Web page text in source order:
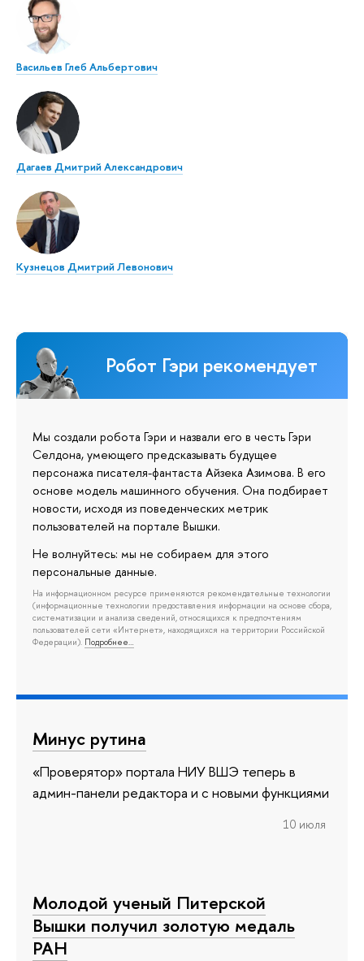
Васильев Глеб Альбертович
Дагаев Дмитрий Александрович
Кузнецов Дмитрий Левонович
Робот Гэри рекомендует
Мы создали робота Гэри и назвали его в честь Гэри
Селдона, умеющего предсказывать будущее
персонажа писателя-фантаста Айзека Азимова. В его
основе модель машинного обучения. Она подбирает
новости, исходя из поведенческих метрик
пользователей на портале Вышки.
Не волнуйтесь: мы не собираем для этого
персональные данные.
На информационном ресурсе применяются рекомендательные технологии
(информационные технологии предоставления информации на основе сбора,
систематизации и анализа сведений, относящихся к предпочтениям
пользователей сети «Интернет», находящихся на территории Российской
Федерации). Подробнее…
Минус рутина
«Проверятор» портала НИУ ВШЭ теперь в
админ-панели редактора и с новыми функциями
10 июля
Молодой ученый Питерской
Вышки получил золотую медаль
РАН